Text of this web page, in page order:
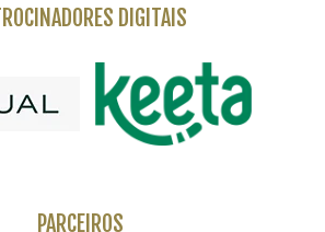
DIGITAIS
PARCEIROS